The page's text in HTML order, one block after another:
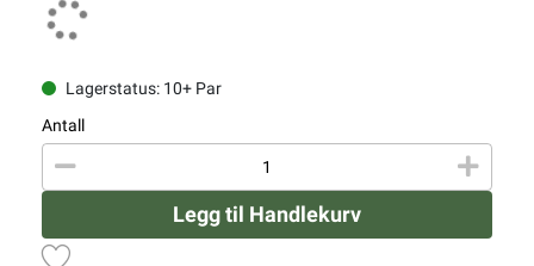
Lagerstatus: 10+ Par
Antall
Legg til Handlekurv